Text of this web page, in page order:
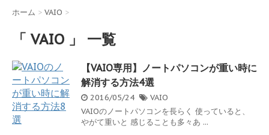
ホーム > VAIO >
「 VAIO 」 一覧
【VAIO専用】ノートパソコンが重い時に
解消する方法4選
2016/05/24
VAIO
VAIOのノートパソコンを長らく 使っていると、
やがて重いと 感じることも多々あ ...